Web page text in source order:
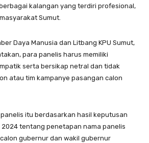
kalangan yang terdiri profesional,
Sumut.
Daya Manusia dan Litbang KPU Sumut,
para panelis harus memiliki
serta bersikap netral dan tidak
atau tim kampanye pasangan calon
itu berdasarkan hasil keputusan
2024 tentang penetapan nama panelis
gubernur dan wakil gubernur